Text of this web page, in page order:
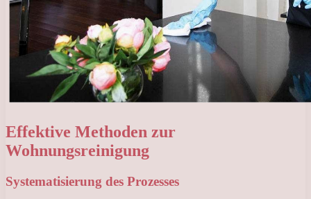
Effektive Methoden zur
Wohnungsreinigung
Systematisierung des Prozesses